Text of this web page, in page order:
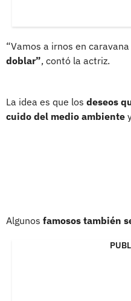
“Vamos a irnos en caravana
doblar”, contó la actriz.
La idea es que los deseos
cuido del medio ambiente
Algunos famosos también